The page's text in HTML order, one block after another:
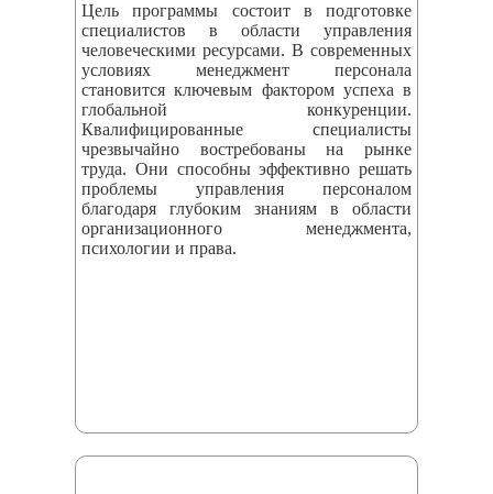
Цель программы состоит в подготовке
специалистов в области управления
человеческими ресурсами. В современных
условиях менеджмент персонала
становится ключевым фактором успеха в
глобальной конкуренции.
Квалифицированные специалисты
чрезвычайно востребованы на рынке
труда. Они способны эффективно решать
проблемы управления персоналом
благодаря глубоким знаниям в области
организационного менеджмента,
психологии и права.